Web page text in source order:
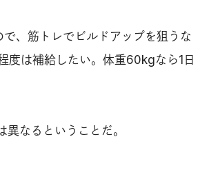
、筋トレでビルドアップを狙うな
度は補給したい。体重60kgなら1日
なるということだ。